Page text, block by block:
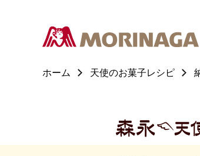
ホーム 天使のお菓子レシピ